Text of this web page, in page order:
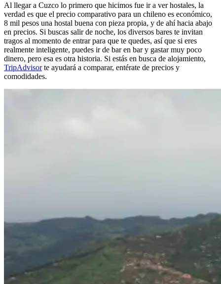
Al llegar a Cuzco lo primero que hicimos fue ir a ver hostales, la
verdad es que el precio comparativo para un chileno es económico,
8 mil pesos una hostal buena con pieza propia, y de ahí hacia abajo
en precios. Si buscas salir de noche, los diversos bares te invitan
tragos al momento de entrar para que te quedes, así que si eres
realmente inteligente, puedes ir de bar en bar y gastar muy poco
dinero, pero esa es otra historia. Si estás en busca de alojamiento,
TripAdvisorte ayudará a comparar, entérate de precios y
comodidades.